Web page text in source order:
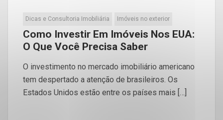
Dicas e Consultoria Imobiliária Imóveis no exterior
Como Investir Em Imóveis Nos EUA:
O Que Você Precisa Saber
O investimento no mercado imobiliário americano
tem despertado a atenção de brasileiros. Os
Estados Unidos estão entre os países mais […]